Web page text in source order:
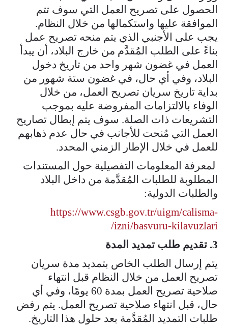
الحصول على تصريح العمل التي سوف تتم
الموافقة عليها واستكمالها من خلال النظام.
يجب على الأجنبي الذي يتم منحه تصريح عمل
بناءً على الطلب المُقدَّم من خارج البلاد، أن يبدأ
العمل في غضون شهر واحد من تاريخ دخول
البلاد، وفي أي حال، في غضون ستة شهور من
بداية تاريخ سريان تصريح العمل، من خلال
الوفاء بالالتزامات المفروضة عليه بموجب
التشريعات ذات الصلة. سوف يتم إبطال تصاريح
العمل التي مُنحت للأجانب في حال عدم ذهابهم
للعمل في خلال الإطار الزمني المحدد.
​ لمعرفة المعلومات التفصيلية حول المستندات
المطلوبة للطلبات المُقدَّمة من داخل البلاد
والطلبات الدولية:
https://www.csgb.gov.tr/uigm/calisma-
izni/basvuru-kilavuzlari/​
3. تقديم طلب تمديد المدة
يتم إرسال الطلب الخاص بتمديد مدة سريان
تصريح العمل من خلال النظام قبل انتهاء
صلاحية تصريح العمل بمدة 60 يومًا، وفي أي
حال، قبل انتهاء صلاحية تصريح العمل. يتم رفض
طلبات التمديد المُقدَّمة بعد حلول هذا التاريخ.